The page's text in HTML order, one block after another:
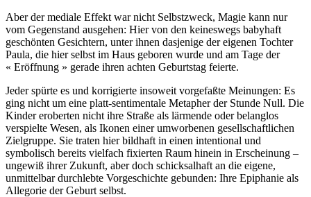
Aber der mediale Effekt war nicht Selbstzweck, Magie kann nur
vom Gegenstand ausgehen: Hier von den keineswegs babyhaft
geschönten Gesichtern, unter ihnen dasjenige der eigenen Tochter
Paula, die hier selbst im Haus geboren wurde und am Tage der
« Eröffnung » gerade ihren achten Geburtstag feierte.
Jeder spürte es und korrigierte insoweit vorgefaßte Meinungen: Es
ging nicht um eine platt-sentimentale Metapher der Stunde Null. Die
Kinder eroberten nicht ihre Straße als lärmende oder belanglos
verspielte Wesen, als Ikonen einer umworbenen gesellschaftlichen
Zielgruppe. Sie traten hier bildhaft in einen intentional und
symbolisch bereits vielfach fixierten Raum hinein in Erscheinung –
ungewiß ihrer Zukunft, aber doch schicksalhaft an die eigene,
unmittelbar durchlebte Vorgeschichte gebunden: Ihre Epiphanie als
Allegorie der Geburt selbst.